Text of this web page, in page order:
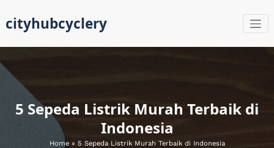
content
cityhubcyclery
5 Sepeda Listrik Murah Terbaik di
Indonesia
Home» 5 Sepeda Listrik Murah Terbaik di Indonesia